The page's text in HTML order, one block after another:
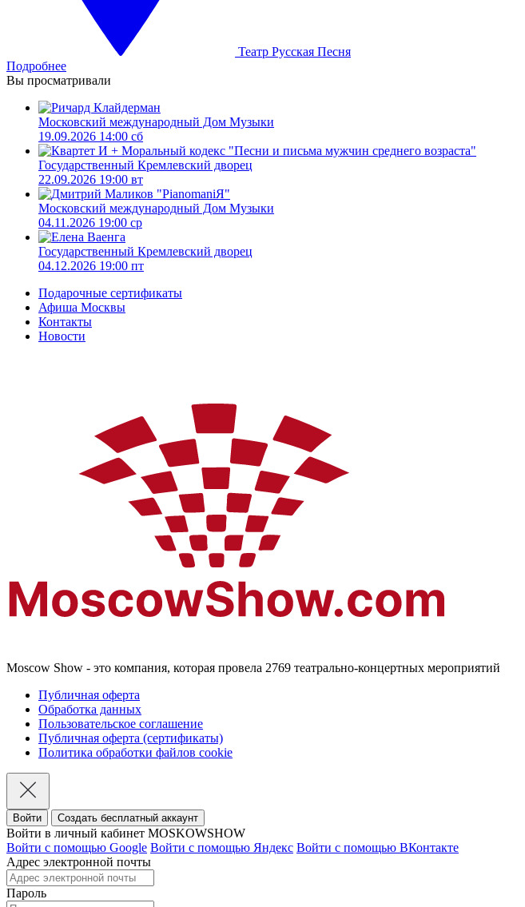
Театр Русская Песня
Подробнее
Вы просматривали
Московский международный Дом Музыки
19.09.2026 14:00 сб
Государственный Кремлевский дворец
22.09.2026 19:00 вт
Московский международный Дом Музыки
04.11.2026 19:00 ср
Государственный Кремлевский дворец
04.12.2026 19:00 пт
Подарочные сертификаты
Афиша Москвы
Контакты
Новости
Moscow Show - это компания, которая провела 2769 театрально-концертных мероприятий
Публичная оферта
Обработка данных
Пользовательское соглашение
Публичная оферта (сертификаты)
Политика обработки файлов cookie
Войти Создать бесплатный аккаунт
Войти в личный кабинет MOSKOWSHOW
Войти с помощью Google Войти с помощью Яндекс Войти с помощью ВКонтакте
Адрес электронной почты
Пароль